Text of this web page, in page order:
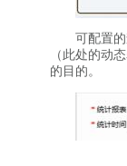
可配置的
（此处的动
的目的。